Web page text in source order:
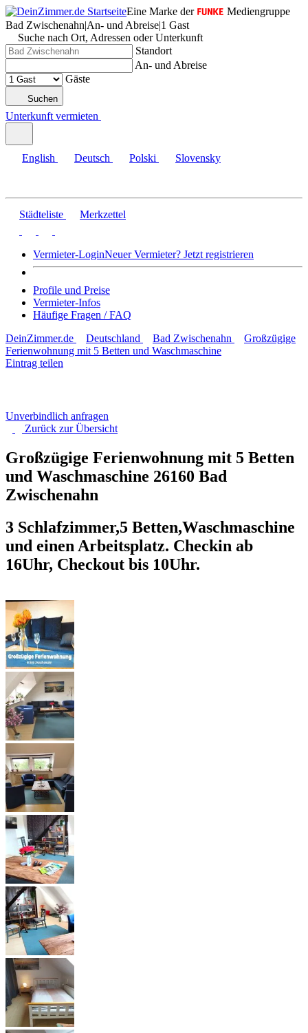
Eine Marke der
Mediengruppe
Bad Zwischenahn|An- und Abreise|1 Gast
Suche nach Ort, Adressen oder Unterkunft
Standort
An- und Abreise
Gäste
Suchen
Unterkunft vermieten
English Deutsch Polski Slovensky
Städteliste Merkzettel
Vermieter-LoginNeuer Vermieter? Jetzt registrieren
Profile und Preise
Vermieter-Infos
Häufige Fragen / FAQ
DeinZimmer.de
Deutschland Bad Zwischenahn
Großzügige
Ferienwohnung mit 5 Betten und Waschmaschine
Eintrag teilen
Unverbindlich anfragen
Zurück zurÜbersicht
Großzügige Ferienwohnung mit 5 Betten
und Waschmaschine 26160 Bad
Zwischenahn
3 Schlafzimmer,5 Betten,Waschmaschine
und einen Arbeitsplatz. Checkin ab
16Uhr, Checkout bis 10Uhr.